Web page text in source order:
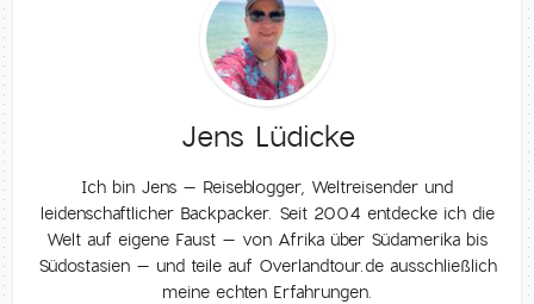
Jens Lüdicke
Ich bin Jens – Reiseblogger, Weltreisender und
leidenschaftlicher Backpacker. Seit 2004 entdecke ich die
Welt auf eigene Faust – von Afrika über Südamerika bis
Südostasien – und teile auf Overlandtour.de ausschließlich
meine echten Erfahrungen.